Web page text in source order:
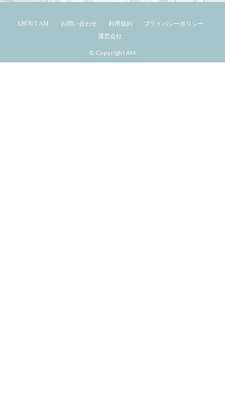
ABOUT AM お問い合わせ 利用規約
プライバシーポリシー
運営会社
© Copyright AM